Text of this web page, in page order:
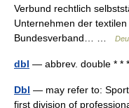
Verbund rechtlich
Unternehmen der
Bundesverband… …
dbl — abbrev. double *
Dbl — may refer to:
first division of